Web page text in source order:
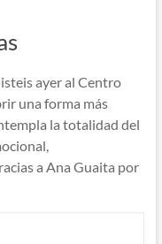
ayer al Centro
una forma más
la totalidad del
a Ana Guaita por